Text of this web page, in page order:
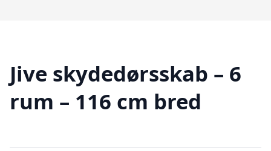
Jive skydedørsskab – 6
rum – 116 cm bred